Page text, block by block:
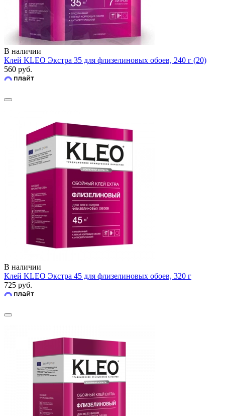
В наличии
Клей KLEO Экстра 35 для флизелиновых обоев, 240 г (20)
560 руб.
В наличии
Клей KLEO Экстра 45 для флизелиновых обоев, 320 г
725 руб.